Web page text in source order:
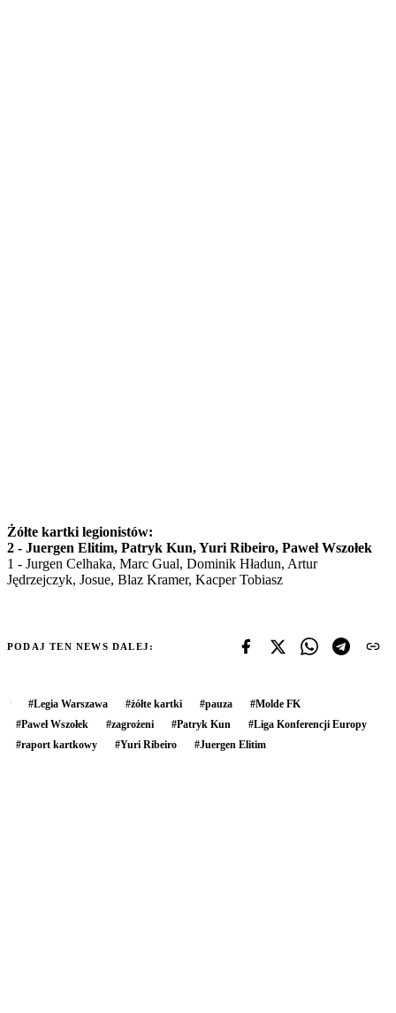
Żółte kartki legionistów:
2 - Juergen Elitim, Patryk Kun, Yuri Ribeiro, Paweł Wszołek
1 - Jurgen Celhaka, Marc Gual, Dominik Hładun, Artur
Jędrzejczyk, Josue, Blaz Kramer, Kacper Tobiasz
PODAJ TEN NEWS DALEJ:
#Legia Warszawa #żółte kartki #pauza #Molde FK
#Paweł Wszołek #zagrożeni #Patryk Kun #Liga Konferencji Europy
#raport kartkowy #Yuri Ribeiro #Juergen Elitim